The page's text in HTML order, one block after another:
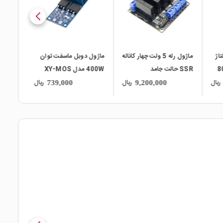
جریان 80
ریال
ماژول رله 5 ولت چهار کاناله
SSR حالت جامد
9,200,000 ریال
ماژول دوبل ماسفت توان
400W مدل XY-MOS
739,000 ریال